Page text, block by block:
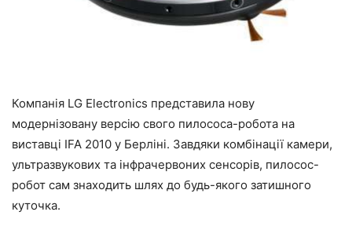
Компанія LG Electronics представила нову
модернізовану версію свого пилососа-робота на
виставці IFA 2010 у Берліні. Завдяки комбінації камери,
ультразвукових та інфрачервоних сенсорів, пилосос-
робот сам знаходить шлях до будь-якого затишного
куточка.